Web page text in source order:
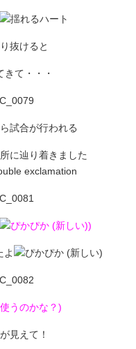
抜けると
て・・・
試合が行われる
に辿り着きました
)
よ
うのかな？)
見えて！